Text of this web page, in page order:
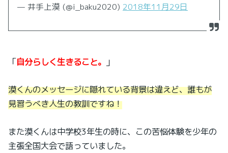
— 井手上漠 (@i_baku2020) 2018年11月29日
「自分らしく生きること。 」
漠くんのメッセージに隠れている背景は違えど、誰もが
見習うべき人生の教訓ですね！
また漠くんは中学校3年生の時に、この苦悩体験を少年の
主張全国大会で語っていました。